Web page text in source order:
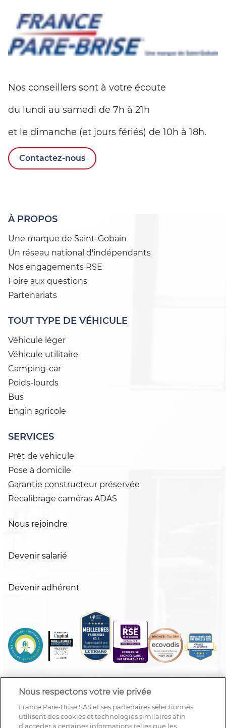
Nos conseillers sont à votre écoute
du lundi au samedi de 7h à 21h
et le dimanche (et jours fériés) de 10h à 18h.
Contactez-nous
À PROPOS
Une marque de Saint-Gobain
Un réseau national d'indépendants
Nos engagements RSE
Foire aux questions
Partenariats
TOUT TYPE DE VÉHICULE
Véhicule léger
Véhicule utilitaire
Camping-car
Poids-lourds
Bus
Engin agricole
SERVICES
Prêt de véhicule
Pose à domicile
Garantie constructeur préservée
Recalibrage caméras ADAS
Nous rejoindre
Devenir salarié
Devenir adhérent
Nous respectons votre vie privée
France Pare-Brise SAS et ses partenaires sélectionnés
utilisent des cookies et technologies similaires afin
d’accéder à certaines informations telles que les